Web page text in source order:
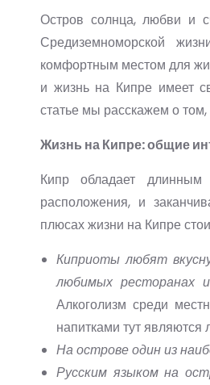
Остров солнца, любви и
Средиземноморской
комфортным местом для
и жизнь на Кипре имеет
статье мы расскажем о
Жизнь на Кипре: общие
Кипр обладает длинным
расположения, и
плюсах жизни на Кипре
Киприоты любят
любимых ресторанах
Алкоголизм среди
напитками тут являются
На острове один из
Русским языком на